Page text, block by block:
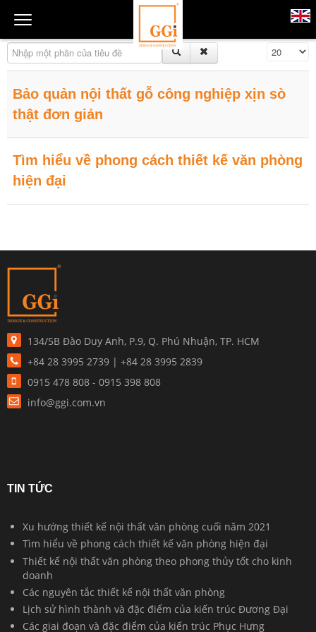
Nhập một phần của tiêu đề Hiển thị #
Bảo quản nội thất gỗ công nghiệp xịn sò
thật đơn giản
Tìm hiểu về phong cách thiết kế văn phòng
hiện đại
134/5B Đào Duy Anh, P.9, Q. Phú Nhuận, TP. HCM
+84 28 3995 2739 | +84 28 3995 2839
0915 478 808 - 0915 398 808
info@ggi.com.vn
TIN TỨC
Xu hướng thiết kế nội thất văn phòng cuối năm 2021
Tìm hiểu về phong cách thiết kế văn phòng hiện đại
Thiết kế nội thất văn phòng theo phong thủy tốt cho kinh
doanh
Các nguyên tắc thiết kế nội thất văn phòng
Lịch sử hình thành và đặc điểm của kiến trúc Đương Đại
Các giai đoạn và đặc điểm của kiến trúc Phục Hưng